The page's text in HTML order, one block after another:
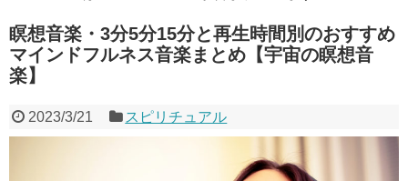
瞑想音楽・3分5分15分と再生時間別のおすすめ
マインドフルネス音楽まとめ【宇宙の瞑想音
楽】
2023/3/21 スピリチュアル